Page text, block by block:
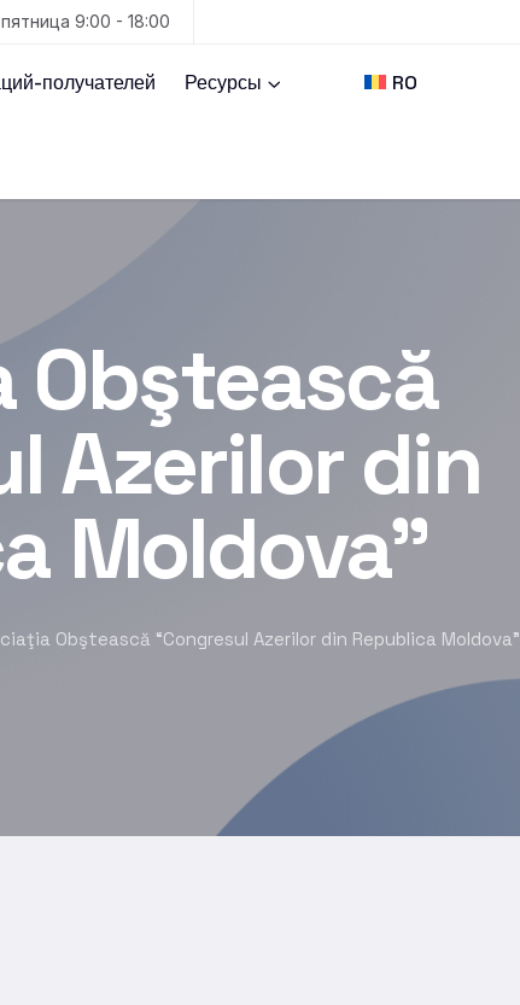
9:00 - 18:00
получателей Ресурсы RO
Obştească
Azerilor din
Moldova”
Obştească “Congresul Azerilor din Republica Moldova”